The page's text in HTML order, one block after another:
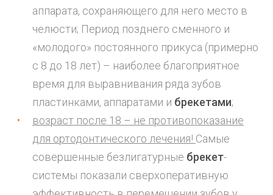
аппарата, сохраняющего для него место в
челюсти; Период позднего сменного и
«молодого» постоянного прикуса (примерно
с 8 до 18 лет) – наиболее благоприятное
время для выравнивания ряда зубов
пластинками, аппаратами и брекетами;
возраст после 18 – не противопоказание
для ортодонтического лечения! Самые
совершенные безлигатурные брекет-
системы показали сверхоперативную